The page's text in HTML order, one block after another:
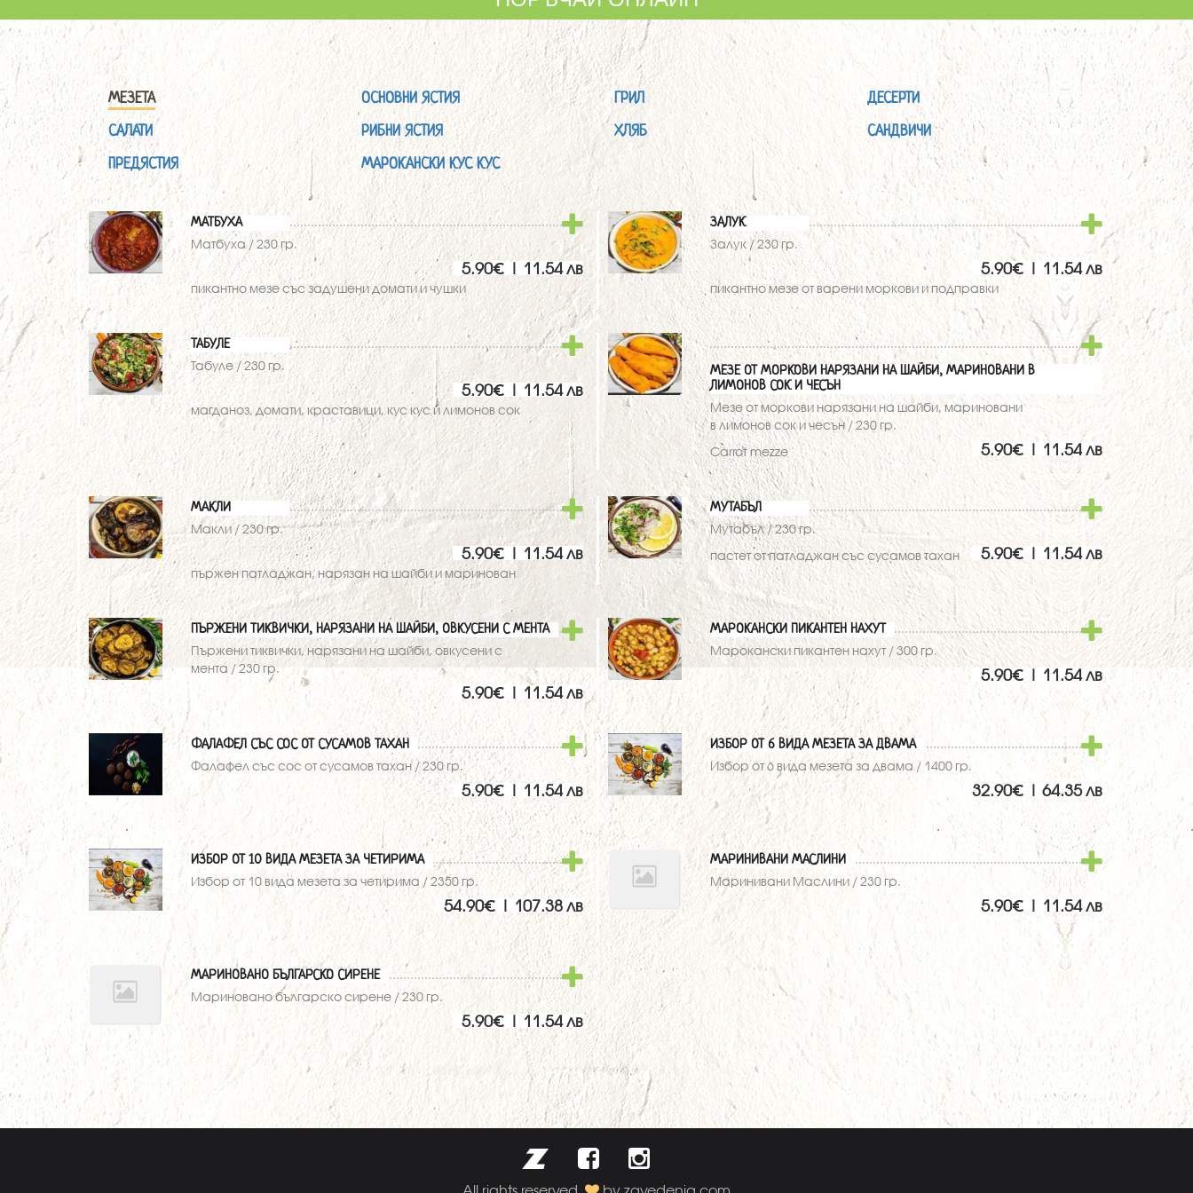
МЕЗЕТА
САЛАТИ
ПРЕДЯСТИЯ
ОСНОВНИ ЯСТИЯ
РИБНИ ЯСТИЯ
МАРОКАНСКИ КУС КУС
ГРИЛ
ХЛЯБ
ДЕСЕРТИ
САНДВИЧИ
МАТБУХА
Матбуха / 230 гр.
5.90€ | 11.54 лв
пикантно мезе със задушени домати и чушки
ЗАЛУК
Залук / 230 гр.
5.90€ | 11.54 лв
пикантно мезе от варени моркови и подправки
ТАБУЛЕ
Табуле / 230 гр.
5.90€ | 11.54 лв
магданоз, домати, краставици, кус кус и лимонов сок
МЕЗЕ ОТ МОРКОВИ НАРЯЗАНИ НА ШАЙБИ, МАРИНОВАНИ В
ЛИМОНОВ СОК И ЧЕСЪН
Мезе от моркови нарязани на шайби, мариновани
в лимонов сок и чесън / 230 гр.
5.90€ | 11.54 лв
Carrot mezze
МАКЛИ
Макли / 230 гр.
5.90€ | 11.54 лв
пържен патладжан, нарязан на шайби и маринован
МУТАБЪЛ
Мутабъл / 230 гр.
5.90€ | 11.54 лв
пастет от патладжан със сусамов тахан
ПЪРЖЕНИ ТИКВИЧКИ, НАРЯЗАНИ НА ШАЙБИ, ОВКУСЕНИ С МЕНТА
Пържени тиквички, нарязани на шайби, овкусени с
мента / 230 гр.
5.90€ | 11.54 лв
МАРОКАНСКИ ПИКАНТЕН НАХУТ
Марокански пикантен нахут / 300 гр.
5.90€ | 11.54 лв
ФАЛАФЕЛ СЪС СОС ОТ СУСАМОВ ТАХАН
Фалафел със сос от сусамов тахан / 230 гр.
5.90€ | 11.54 лв
ИЗБОР ОТ 6 ВИДА МЕЗЕТА ЗА ДВАМА
Избор от 6 вида мезета за двама / 1400 гр.
32.90€ | 64.35 лв
ИЗБОР ОТ 10 ВИДА МЕЗЕТА ЗА ЧЕТИРИМА
Избор от 10 вида мезета за четирима / 2350 гр.
54.90€ | 107.38 лв
МАРИНИВАНИ МАСЛИНИ
Маринивани Маслини / 230 гр.
5.90€ | 11.54 лв
МАРИНОВАНО БЪЛГАРСКО СИРЕНЕ
Мариновано българско сирене / 230 гр.
5.90€ | 11.54 лв